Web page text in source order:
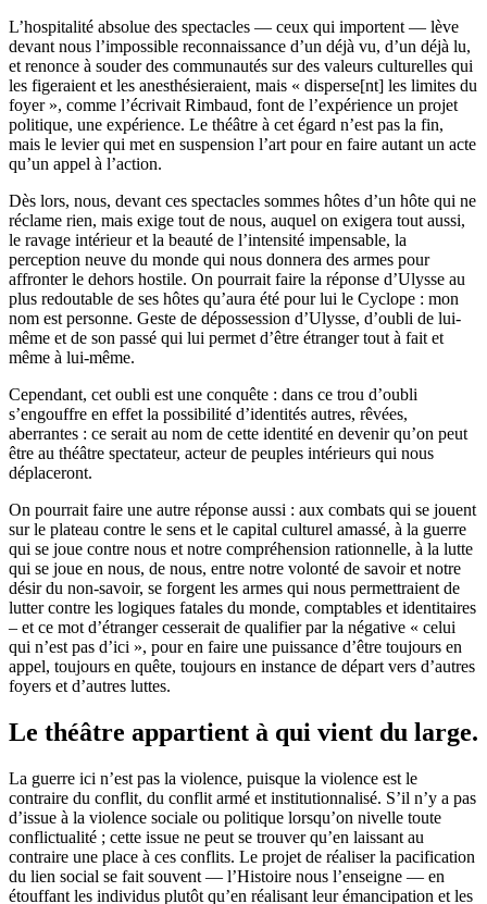
L’hospitalité absolue des spectacles — ceux qui importent — lève
devant nous l’impossible reconnaissance d’un déjà vu, d’un déjà lu,
et renonce à souder des communautés sur des valeurs culturelles qui
les figeraient et les anesthésieraient, mais « disperse[nt] les limites du
foyer », comme l’écrivait Rimbaud, font de l’expérience un projet
politique, une expérience. Le théâtre à cet égard n’est pas la fin,
mais le levier qui met en suspension l’art pour en faire autant un acte
qu’un appel à l’action.
Dès lors, nous, devant ces spectacles sommes hôtes d’un hôte qui ne
réclame rien, mais exige tout de nous, auquel on exigera tout aussi,
le ravage intérieur et la beauté de l’intensité impensable, la
perception neuve du monde qui nous donnera des armes pour
affronter le dehors hostile. On pourrait faire la réponse d’Ulysse au
plus redoutable de ses hôtes qu’aura été pour lui le Cyclope : mon
nom est personne. Geste de dépossession d’Ulysse, d’oubli de lui-
même et de son passé qui lui permet d’être étranger tout à fait et
même à lui-même.
Cependant, cet oubli est une conquête : dans ce trou d’oubli
s’engouffre en effet la possibilité d’identités autres, rêvées,
aberrantes : ce serait au nom de cette identité en devenir qu’on peut
être au théâtre spectateur, acteur de peuples intérieurs qui nous
déplaceront.
On pourrait faire une autre réponse aussi : aux combats qui se jouent
sur le plateau contre le sens et le capital culturel amassé, à la guerre
qui se joue contre nous et notre compréhension rationnelle, à la lutte
qui se joue en nous, de nous, entre notre volonté de savoir et notre
désir du non-savoir, se forgent les armes qui nous permettraient de
lutter contre les logiques fatales du monde, comptables et identitaires
– et ce mot d’étranger cesserait de qualifier par la négative « celui
qui n’est pas d’ici », pour en faire une puissance d’être toujours en
appel, toujours en quête, toujours en instance de départ vers d’autres
foyers et d’autres luttes.
Le théâtre appartient à qui vient du large.
La guerre ici n’est pas la violence, puisque la violence est le
contraire du conflit, du conflit armé et institutionnalisé. S’il n’y a pas
d’issue à la violence sociale ou politique lorsqu’on nivelle toute
conflictualité ; cette issue ne peut se trouver qu’en laissant au
contraire une place à ces conflits. Le projet de réaliser la pacification
du lien social se fait souvent — l’Histoire nous l’enseigne — en
étouffant les individus plutôt qu’en réalisant leur émancipation et les